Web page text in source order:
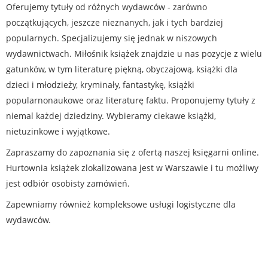
Oferujemy tytuły od różnych wydawców - zarówno
początkujących, jeszcze nieznanych, jak i tych bardziej
popularnych. Specjalizujemy się jednak w niszowych
wydawnictwach. Miłośnik książek znajdzie u nas pozycje z wielu
gatunków, w tym literaturę piękną, obyczajową, książki dla
dzieci i młodzieży, kryminały, fantastykę, książki
popularnonaukowe oraz literaturę faktu. Proponujemy tytuły z
niemal każdej dziedziny. Wybieramy ciekawe książki,
nietuzinkowe i wyjątkowe.
Zapraszamy do zapoznania się z ofertą naszej księgarni online.
Hurtownia książek zlokalizowana jest w Warszawie i tu możliwy
jest odbiór osobisty zamówień.
Zapewniamy również kompleksowe usługi logistyczne dla
wydawców.